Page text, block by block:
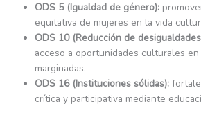
ODS 5 (Igualdad de género):
equitativa de mujeres en la vida
ODS 10 (Reducción de
acceso a oportunidades culturales
marginadas.
ODS 16 (Instituciones sólidas):
crítica y participativa mediante